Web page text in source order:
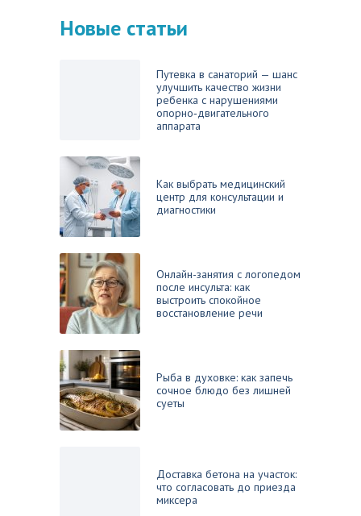
Новые статьи
Путевка в санаторий — шанс
улучшить качество жизни
ребенка с нарушениями
опорно‑двигательного
аппарата
Как выбрать медицинский
центр для консультации и
диагностики
Онлайн-занятия с логопедом
после инсульта: как
выстроить спокойное
восстановление речи
Рыба в духовке: как запечь
сочное блюдо без лишней
суеты
Доставка бетона на участок:
что согласовать до приезда
миксера